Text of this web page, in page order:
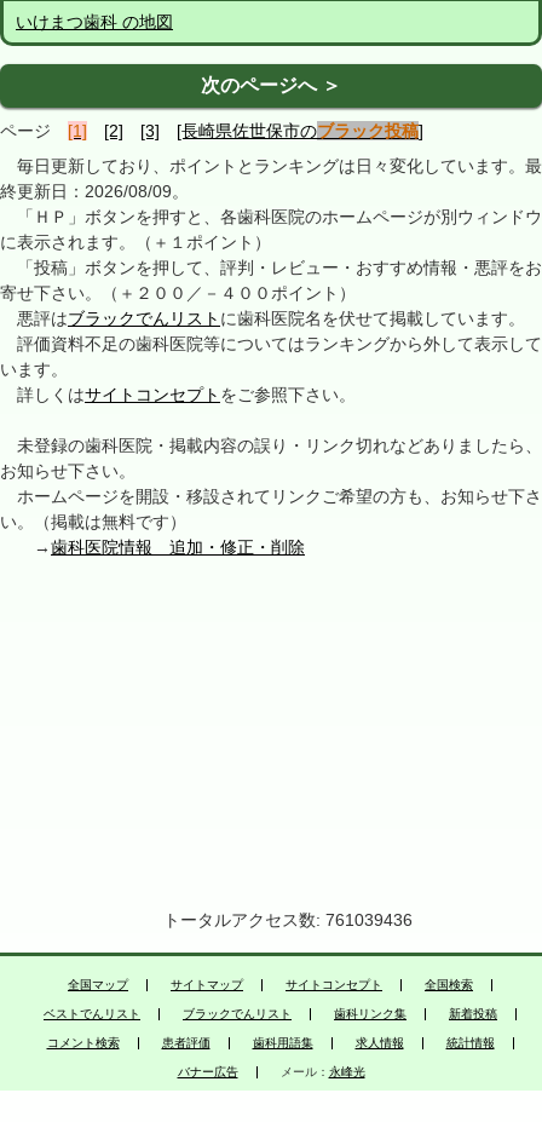
いけまつ歯科 の地図
次のページへ ＞
ページ [1] [2] [3] [長崎県佐世保市のブラック投稿]
毎日更新しており、ポイントとランキングは日々変化しています。最
終更新日：2026/08/09。
「ＨＰ」ボタンを押すと、各歯科医院のホームページが別ウィンドウ
に表示されます。（＋１ポイント）
「投稿」ボタンを押して、評判・レビュー・おすすめ情報・悪評をお
寄せ下さい。（＋２００／－４００ポイント）
悪評はブラックでんリスト に歯科医院名を伏せて掲載しています。
評価資料不足の歯科医院等についてはランキングから外して表示して
います。
詳しくはサイトコンセプト をご参照下さい。
未登録の歯科医院・掲載内容の誤り・リンク切れなどありましたら、
お知らせ下さい。
ホームページを開設・移設されてリンクご希望の方も、お知らせ下さ
い。（掲載は無料です）
→歯科医院情報 追加・修正・削除
トータルアクセス数: 761039436
全国マップ サイトマップ サイトコンセプト 全国検索
ベストでんリスト ブラックでんリスト 歯科リンク集 新着投稿
コメント検索 患者評価 歯科用語集 求人情報 統計情報
バナー広告 メール： 永峰光